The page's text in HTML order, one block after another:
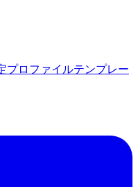
プロファイルテンプレー